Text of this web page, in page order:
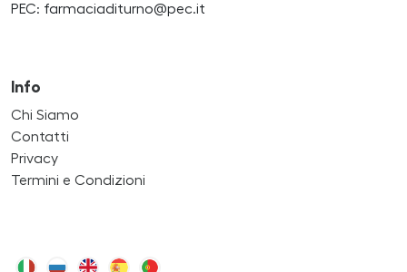
PEC: farmaciaditurno@pec.it
Info
Chi Siamo
Contatti
Privacy
Termini e Condizioni